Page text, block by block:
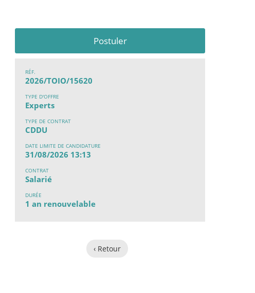
Postuler
RÉF.
2026/TOIO/15620
TYPE D'OFFRE
Experts
TYPE DE CONTRAT
CDDU
DATE LIMITE DE CANDIDATURE
31/08/2026 13:13
CONTRAT
Salarié
DURÉE
1 an renouvelable
‹ Retour